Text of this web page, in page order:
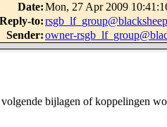
Date:Mon, 27 Apr 2009
Reply-to:
Sender:owner-
bijlagen of koppelingen